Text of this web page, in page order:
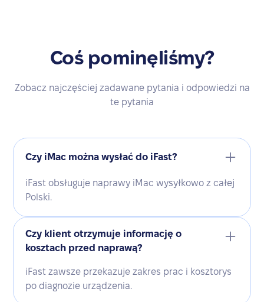
Coś pominęliśmy?
Zobacz najczęściej zadawane pytania i odpowiedzi na
te pytania
Czy iMac można wysłać do iFast?
iFast obsługuje naprawy iMac wysyłkowo z całej
Polski.
Czy klient otrzymuje informację o
kosztach przed naprawą?
iFast zawsze przekazuje zakres prac i kosztorys
po diagnozie urządzenia.